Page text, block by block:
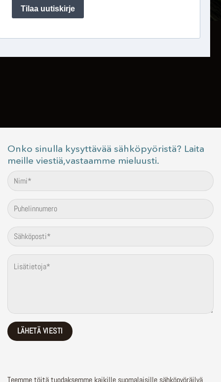
Onko sinulla kysyttävää sähköpyöristä? Laita
meille viestiä,vastaamme mieluusti.
Teemme töitä tuodaksemme kaikille suomalaisille sähköpyöräilyä